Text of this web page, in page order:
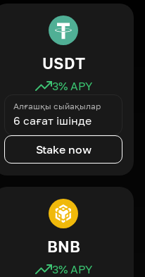
USDT
3% APY
Алғашқы сыйақылар
6 сағат ішінде
Stake now
BNB
3% APY